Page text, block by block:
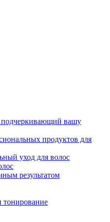
подчеркивающий вашу
продуктов для
уход для волос
результатом
тонирование